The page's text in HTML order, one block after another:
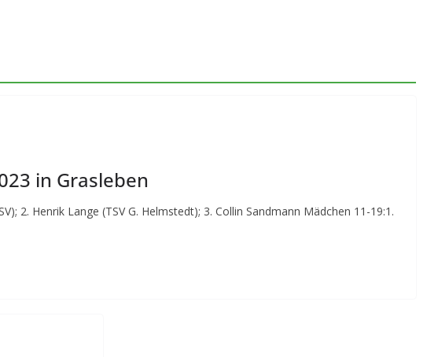
in Grasleben
2. Henrik Lange (TSV G. Helmstedt); 3. Collin Sandmann Mädchen 11-19:1.